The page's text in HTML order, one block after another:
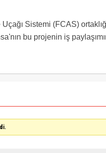
Sistemi (FCAS)
bu projenin iş